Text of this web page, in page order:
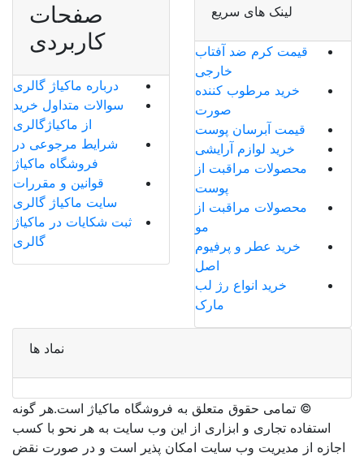
لینک های سریع
قیمت کرم ضد آفتاب
خارجی
خرید مرطوب کننده
صورت
قیمت آبرسان پوست
خرید لوازم آرایشی
محصولات مراقبت از
پوست
محصولات مراقبت از
مو
خرید عطر و پرفیوم
اصل
خرید انواع رژ لب
مارک
صفحات
کاربردی
درباره ماکیاژ گالری
سوالات متداول خرید
از ماکیاژگالری
شرایط مرجوعی در
فروشگاه ماکیاژ
قوانین و مقررات
سایت ماکیاژ گالری
ثبت شکایات در ماکیاژ
گالری
نماد ها
©️ تمامی حقوق متعلق به فروشگاه ماکیاژ است.هر گونه
استفاده تجاری و ابزاری از این وب سایت به هر نحو با کسب
اجازه از مدیریت وب سایت امکان پذیر است و در صورت نقض